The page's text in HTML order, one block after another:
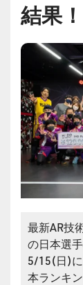
結果！
最新AR技
の日本選
5/15(日)に
本ランキ